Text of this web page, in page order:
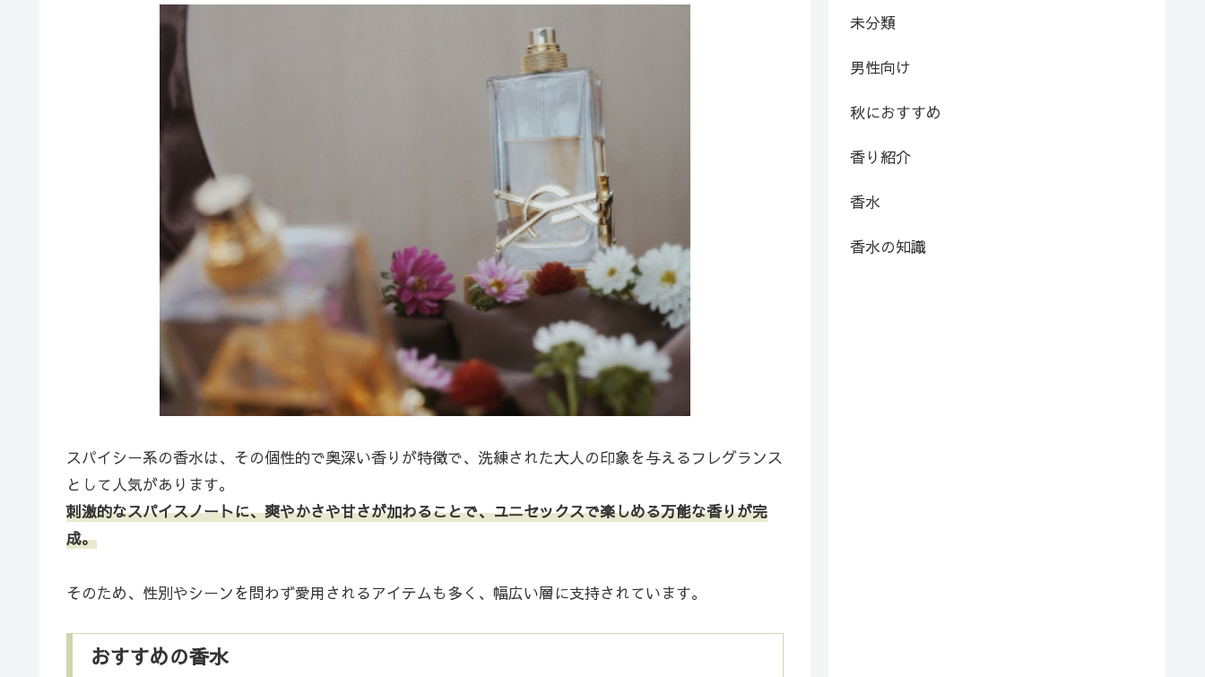
スパイシー系の香水は、その個性的で奥深い香りが特徴で、洗練された大人の印象を与えるフレグランス
として人気があります。
刺激的なスパイスノートに、爽やかさや甘さが加わることで、ユニセックスで楽しめる万能な香りが完
成。
そのため、性別やシーンを問わず愛用されるアイテムも多く、幅広い層に支持されています。
おすすめの香水
未分類
男性向け
秋におすすめ
香り紹介
香水
香水の知識